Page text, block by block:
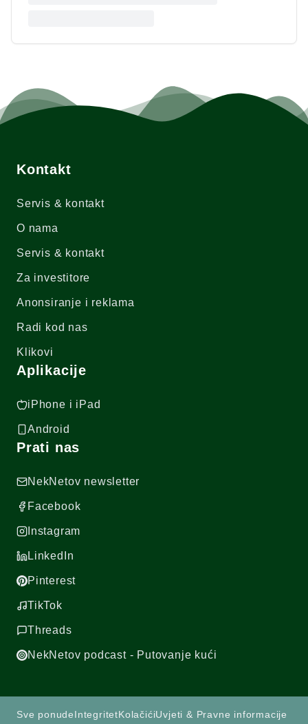
Kontakt
Servis & kontakt
O nama
Servis & kontakt
Za investitore
Anonsiranje i reklama
Radi kod nas
Klikovi
Aplikacije
iPhone i iPad
Android
Prati nas
NekNetov newsletter
Facebook
Instagram
LinkedIn
Pinterest
TikTok
Threads
NekNetov podcast - Putovanje kući
Sve ponudeIntegritetKolačićiUvjeti & Pravne informacije